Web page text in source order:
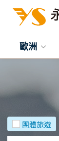
歐洲
團體旅遊